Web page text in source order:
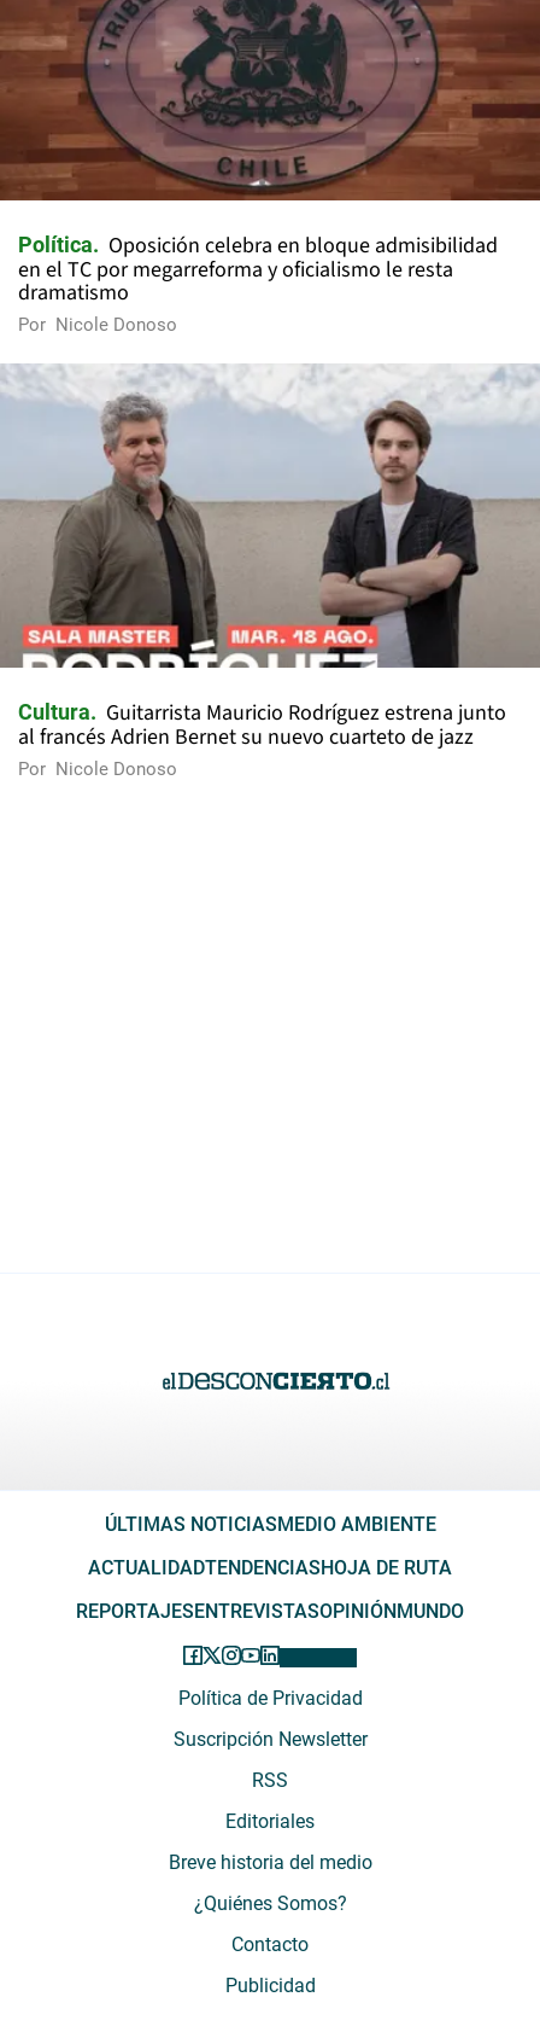
Política
Oposición celebra en bloque admisibilidad
en el TC por megarreforma y oficialismo le resta
dramatismo
Por Nicole Donoso
Cultura
Guitarrista Mauricio Rodríguez estrena junto
al francés Adrien Bernet su nuevo cuarteto de jazz
Por Nicole Donoso
ÚLTIMAS NOTICIASMEDIO AMBIENTE
ACTUALIDADTENDENCIASHOJA DE RUTA
REPORTAJESENTREVISTASOPINIÓNMUNDO
Política de Privacidad
Suscripción Newsletter
RSS
Editoriales
Breve historia del medio
¿Quiénes Somos?
Contacto
Publicidad